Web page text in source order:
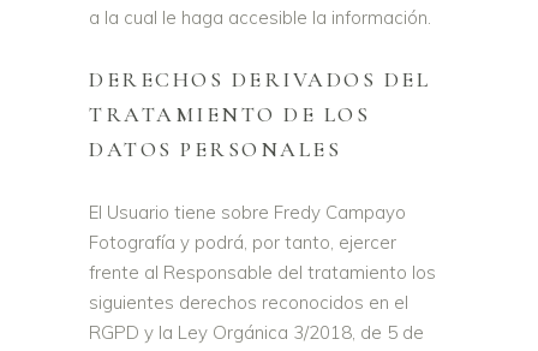
a la cual le haga accesible la información.
DERECHOS DERIVADOS DEL
TRATAMIENTO DE LOS
DATOS PERSONALES
El Usuario tiene sobre Fredy Campayo
Fotografía y podrá, por tanto, ejercer
frente al Responsable del tratamiento los
siguientes derechos reconocidos en el
RGPD y la Ley Orgánica 3/2018, de 5 de